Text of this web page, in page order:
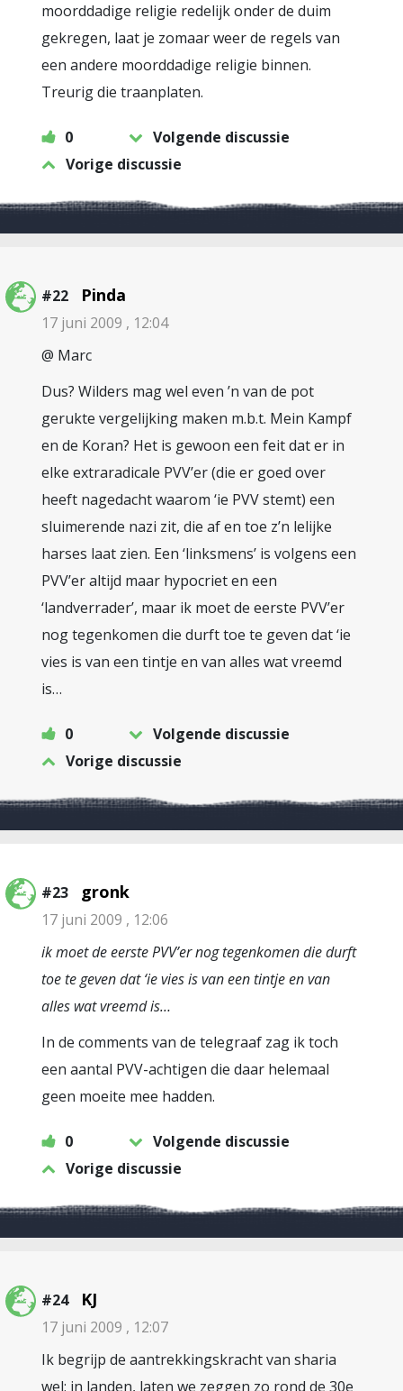
moorddadige religie redelijk onder de duim
gekregen, laat je zomaar weer de regels van
een andere moorddadige religie binnen.
Treurig die traanplaten.
0
Volgende discussie
Vorige discussie
#22 Pinda
17 juni 2009 , 12:04
@ Marc
Dus? Wilders mag wel even ’n van de pot
gerukte vergelijking maken m.b.t. Mein Kampf
en de Koran? Het is gewoon een feit dat er in
elke extraradicale PVV’er (die er goed over
heeft nagedacht waarom ‘ie PVV stemt) een
sluimerende nazi zit, die af en toe z’n lelijke
harses laat zien. Een ‘linksmens’ is volgens een
PVV’er altijd maar hypocriet en een
‘landverrader’, maar ik moet de eerste PVV’er
nog tegenkomen die durft toe te geven dat ‘ie
vies is van een tintje en van alles wat vreemd
is…
0
Volgende discussie
Vorige discussie
#23 gronk
17 juni 2009 , 12:06
ik moet de eerste PVV’er nog tegenkomen die durft
toe te geven dat ‘ie vies is van een tintje en van
alles wat vreemd is…
In de comments van de telegraaf zag ik toch
een aantal PVV-achtigen die daar helemaal
geen moeite mee hadden.
0
Volgende discussie
Vorige discussie
#24 KJ
17 juni 2009 , 12:07
Ik begrijp de aantrekkingskracht van sharia
wel; in landen, laten we zeggen zo rond de 30e